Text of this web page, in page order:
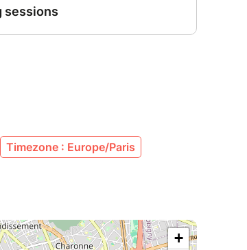
Timezone : Europe/Paris
+